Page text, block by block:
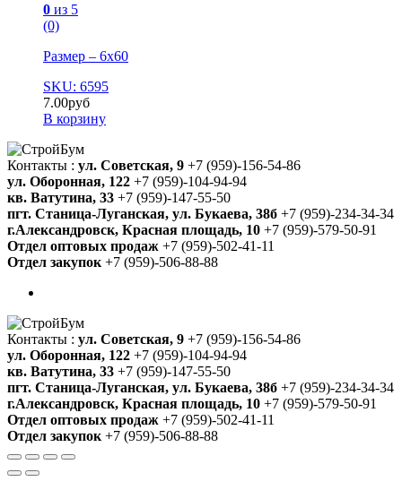
0 из 5
(0)
Размер – 6х60
SKU: 6595
7.00руб
В корзину
Контакты : ул. Советская, 9 +7 (959)-156-54-86
ул. Оборонная, 122 +7 (959)-104-94-94
кв. Ватутина, 33 +7 (959)-147-55-50
пгт. Станица-Луганская, ул. Букаева, 38б +7 (959)-234-34-34
г.Александровск, Красная площадь, 10 +7 (959)-579-50-91
Отдел оптовых продаж +7 (959)-502-41-11
Отдел закупок +7 (959)-506-88-88
Контакты : ул. Советская, 9 +7 (959)-156-54-86
ул. Оборонная, 122 +7 (959)-104-94-94
кв. Ватутина, 33 +7 (959)-147-55-50
пгт. Станица-Луганская, ул. Букаева, 38б +7 (959)-234-34-34
г.Александровск, Красная площадь, 10 +7 (959)-579-50-91
Отдел оптовых продаж +7 (959)-502-41-11
Отдел закупок +7 (959)-506-88-88